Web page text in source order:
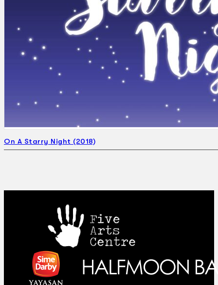
On A Starry Night (2018)